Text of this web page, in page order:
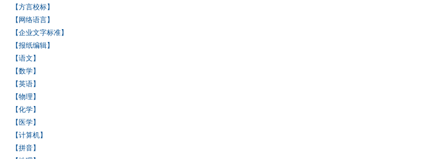
【方言校标】
【网络语言】
【企业文字标准】
【报纸编辑】
【语文】
【数学】
【英语】
【物理】
【化学】
【医学】
【计算机】
【拼音】